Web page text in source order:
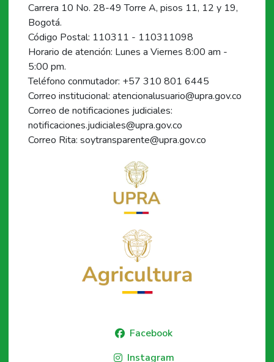
Carrera 10 No. 28-49 Torre A, pisos 11, 12 y 19,
Bogotá.
Código Postal: 110311 - 110311098
Horario de atención: Lunes a Viernes 8:00 am -
5:00 pm.
Teléfono conmutador: +57 310 801 6445
Correo institucional: atencionalusuario@upra.gov.co
Correo de notificaciones judiciales:
notificaciones.judiciales@upra.gov.co
Correo Rita: soytransparente@upra.gov.co
Facebook
Instagram